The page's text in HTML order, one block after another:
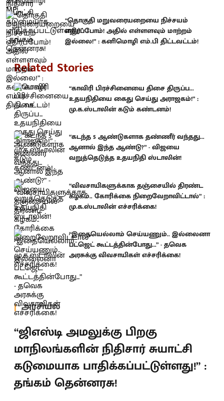
“தொகுதி மறுவரையறையை நிச்சயம்
எதிர்ப்போம்! அதில் எள்ளளவும் மாற்றம்
இல்லை!” : கனிமொழி எம்.பி திட்டவட்டம்!
Related Stories
“காவிரி பிரச்சினையை திசை திருப்ப...
உதயநிதியை கைது செய்து அராஜகம்!” :
மு.க.ஸ்டாலின் கடும் கண்டனம்!
“கடந்த 5 ஆண்டுகளாக தண்ணீர் வந்தது...
ஆனால் இந்த ஆண்டு?” - விஜயை
வறுத்தெடுத்த உதயநிதி ஸ்டாலின்!
“விவசாயிகளுக்காக தஞ்சையில் திரண்ட
கழகம்.. கோரிக்கை நிறைவேறாவிட்டால்” :
மு.க.ஸ்டாலின் எச்சரிக்கை!
“இதையெல்லாம் செய்யணும்.. இல்லைனா
பட்ஜெட் கூட்டத்தின்போது...” - தவெக
அரசுக்கு விவசாயிகள் எச்சரிக்கை!
அரசியல்
“ஜிஎஸ்டி அமலுக்கு பிறகு
மாநிலங்களின் நிதிசார் சுயாட்சி
கடுமையாக பாதிக்கப்பட்டுள்ளது!” :
தங்கம் தென்னரசு!